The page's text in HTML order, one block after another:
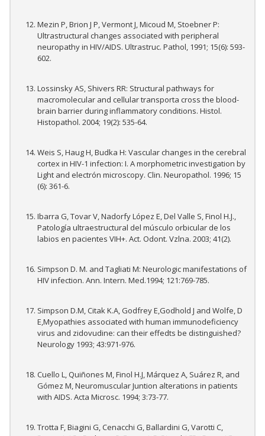
Mezin P, Brion J P, Vermont J, Micoud M, Stoebner P:
Ultrastructural changes associated with peripheral
neuropathy in HIV/AIDS. Ultrastruc. Pathol, 1991; 15(6): 593-
602.
Lossinsky AS, Shivers RR: Structural pathways for
macromolecular and cellular transporta cross the blood-
brain barrier during inflammatory conditions. Histol.
Histopathol. 2004; 19(2): 535-64.
Weis S, Haug H, Budka H: Vascular changes in the cerebral
cortex in HIV-1 infection: I. A morphometric investigation by
Light and electrón microscopy. Clin. Neuropathol. 1996; 15
(6): 361-6.
Ibarra G, Tovar V, Nadorfy López E, Del Valle S, Finol H.J.,
Patología ultraestructural del músculo orbicular de los
labios en pacientes VIH+. Act. Odont. Vzlna. 2003; 41(2).
Simpson D. M. and Tagliati M: Neurologic manifestations of
HIV infection. Ann. Intern. Med.1994; 121:769-785.
Simpson D.M, Citak K.A, Godfrey E,Godhold J and Wolfe, D
E,Myopathies associated with human immunodeficiency
virus and zidovudine: can their effedts be distinguished?
Neurology 1993; 43:971-976.
Cuello L, Quiñones M, Finol H.J, Márquez A, Suárez R, and
Gómez M, Neuromuscular Juntion alterations in patients
with AIDS. Acta Microsc. 1994; 3:73-77.
Trotta F, Biagini G, Cenacchi G, Ballardini G, Varotti C,